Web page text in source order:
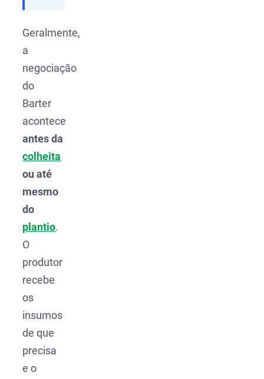
Geralmente,
a
negociação
do
Barter
acontece
antes da
colheita
ou até
mesmo
do
plantio.
O
produtor
recebe
os
insumos
de que
precisa
e o